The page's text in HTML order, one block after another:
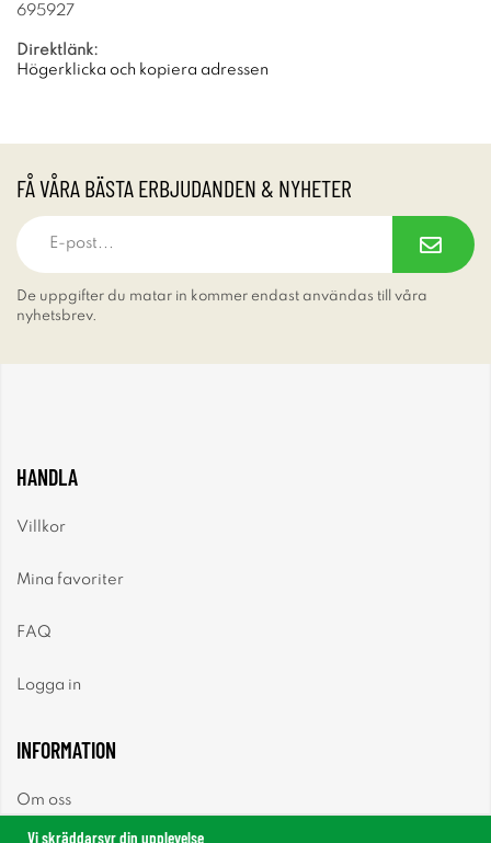
695927
Direktlänk:
Högerklicka och kopiera adressen
FÅ VÅRA BÄSTA ERBJUDANDEN & NYHETER
De uppgifter du matar in kommer endast användas till våra
nyhetsbrev.
HANDLA
Villkor
Mina favoriter
FAQ
Logga in
INFORMATION
Om oss
Vi skräddarsyr din upplevelse